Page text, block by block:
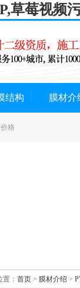
草莓视频
结构 膜材介
价格
： 首页 > 膜材介绍 >